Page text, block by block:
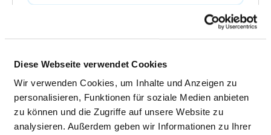
Diese Webseite verwendet Cookies
Wir verwenden Cookies, um Inhalte und Anzeigen zu
personalisieren, Funktionen für soziale Medien anbieten
zu können und die Zugriffe auf unsere Website zu
analysieren. Außerdem geben wir Informationen zu Ihrer
Hippotherapie / Therapeutisches Reiten
/ Reittherapie
Kontinenztraining /
Inkontinenzberatung